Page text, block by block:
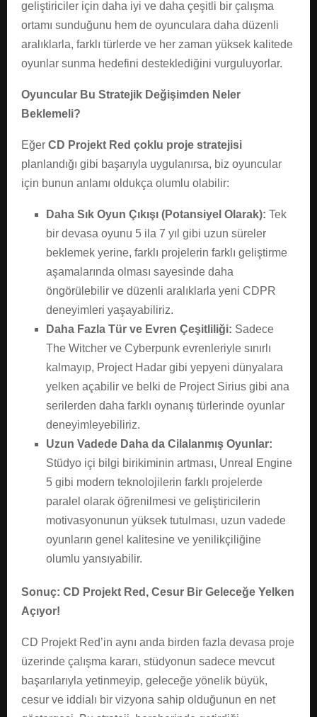
geliştiriciler için daha iyi ve daha çeşitli bir çalışma
ortamı sunduğunu hem de oyunculara daha düzenli
aralıklarla, farklı türlerde ve her zaman yüksek kalitede
oyunlar sunma hedefini desteklediğini vurguluyorlar.
Oyuncular Bu Stratejik Değişimden Neler
Beklemeli?
Eğer CD Projekt Red çoklu proje stratejisi
planlandığı gibi başarıyla uygulanırsa, biz oyuncular
için bunun anlamı oldukça olumlu olabilir:
Daha Sık Oyun Çıkışı (Potansiyel Olarak): Tek
bir devasa oyunu 5 ila 7 yıl gibi uzun süreler
beklemek yerine, farklı projelerin farklı geliştirme
aşamalarında olması sayesinde daha
öngörülebilir ve düzenli aralıklarla yeni CDPR
deneyimleri yaşayabiliriz.
Daha Fazla Tür ve Evren Çeşitliliği: Sadece
The Witcher ve Cyberpunk evrenleriyle sınırlı
kalmayıp, Project Hadar gibi yepyeni dünyalara
yelken açabilir ve belki de Project Sirius gibi ana
serilerden daha farklı oynanış türlerinde oyunlar
deneyimleyebiliriz.
Uzun Vadede Daha da Cilalanmış Oyunlar:
Stüdyo içi bilgi birikiminin artması, Unreal Engine
5 gibi modern teknolojilerin farklı projelerde
paralel olarak öğrenilmesi ve geliştiricilerin
motivasyonunun yüksek tutulması, uzun vadede
oyunların genel kalitesine ve yenilikçiliğine
olumlu yansıyabilir.
Sonuç: CD Projekt Red, Cesur Bir Geleceğe Yelken
Açıyor!
CD Projekt Red’in aynı anda birden fazla devasa proje
üzerinde çalışma kararı, stüdyonun sadece mevcut
başarılarıyla yetinmeyip, geleceğe yönelik büyük,
cesur ve iddialı bir vizyona sahip olduğunun en net